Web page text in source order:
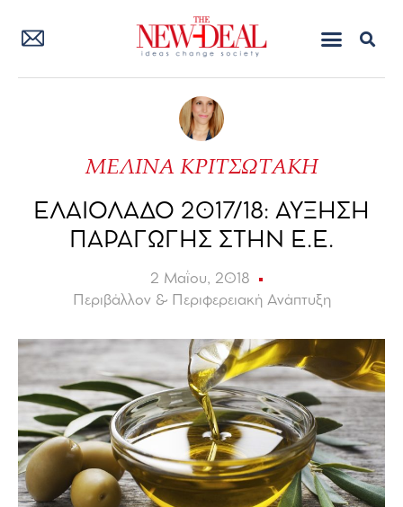
ΜΕΛΙΝΑ ΚΡΙΤΣΩΤΑΚΗ
ΕΛΑΙΟΛΑΔΟ 2017/18: ΑΥΞΗΣΗ
ΠΑΡΑΓΩΓΗΣ ΣΤΗΝ Ε.Ε.
2 Μαΐου, 2018
Περιβάλλον & Περιφερειακή Ανάπτυξη